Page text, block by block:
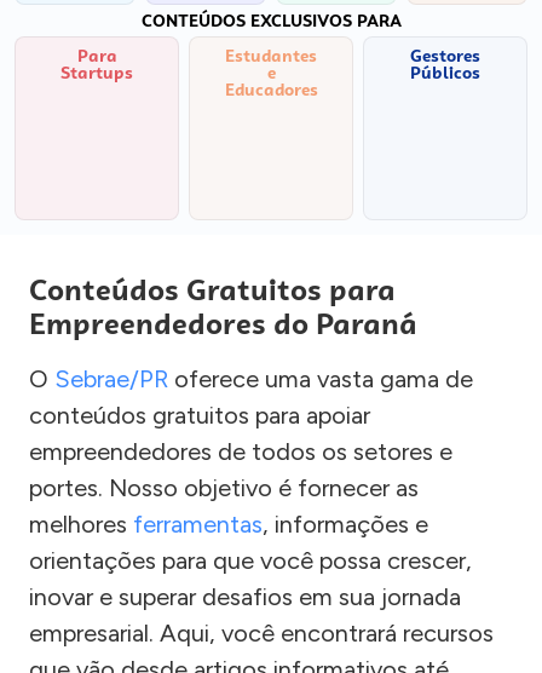
CONTEÚDOS EXCLUSIVOS PARA
Para
Startups
Estudantes
e
Educadores
Gestores
Públicos
Conteúdos Gratuitos para
Empreendedores do Paraná
O Sebrae/PR oferece uma vasta gama de
conteúdos gratuitos para apoiar
empreendedores de todos os setores e
portes. Nosso objetivo é fornecer as
melhores ferramentas, informações e
orientações para que você possa crescer,
inovar e superar desafios em sua jornada
empresarial. Aqui, você encontrará recursos